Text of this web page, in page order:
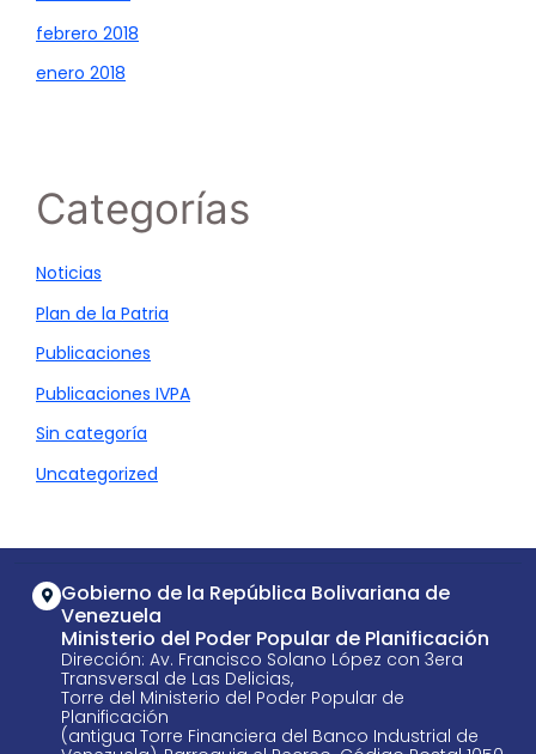
febrero 2018
enero 2018
Categorías
Noticias
Plan de la Patria
Publicaciones
Publicaciones IVPA
Sin categoría
Uncategorized
Gobierno de la República Bolivariana de
Venezuela
Ministerio del Poder Popular de Planificación
Dirección: Av. Francisco Solano López con 3era
Transversal de Las Delicias,
Torre del Ministerio del Poder Popular de
Planificación
(antigua Torre Financiera del Banco Industrial de